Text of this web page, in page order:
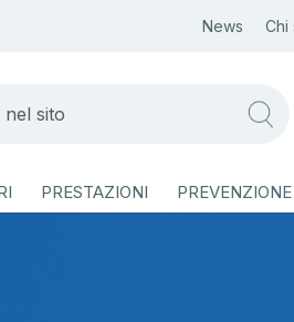
News Chi
PRESTAZIONI PREVENZIONE